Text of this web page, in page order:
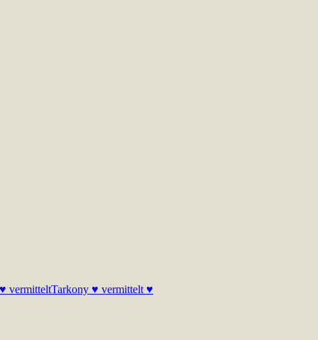
vermitteltTarkony ♥ vermittelt ♥